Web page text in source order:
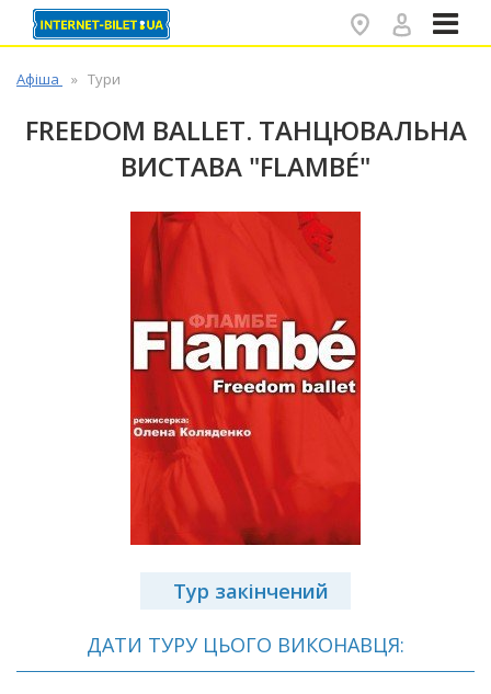
Афіша Тури
FREEDOM BALLET. ТАНЦЮВАЛЬНА
ВИСТАВА "FLAMBÉ"
Тур закінчений
ДАТИ ТУРУ ЦЬОГО ВИКОНАВЦЯ: